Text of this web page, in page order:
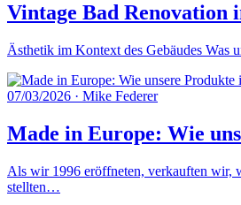
Vintage Bad Renovation
Ästhetik im Kontext des Gebäudes Was
07/03/2026 · Mike Federer
Made in Europe: Wie
Als wir 1996 eröffneten, verkauften wir,
stellten…